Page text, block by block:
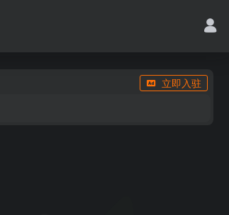
立即入驻